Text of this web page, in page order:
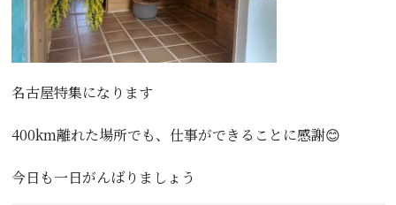
名古屋特集になります
400km離れた場所でも、仕事ができることに感謝😊
今日も一日がんばりましょう